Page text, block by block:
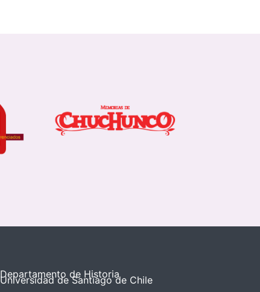
Departamento de Historia
Universidad de Santiago de Chile